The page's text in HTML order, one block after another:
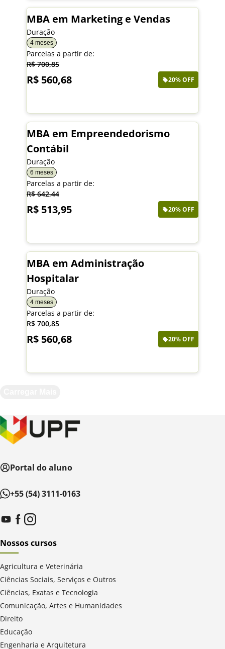
MBA em Marketing e Vendas
Duração
4 meses
Parcelas a partir de:
R$ 700,85
R$ 560,68 20% OFF
MBA em Empreendedorismo
Contábil
Duração
6 meses
Parcelas a partir de:
R$ 642,44
R$ 513,95 20% OFF
MBA em Administração
Hospitalar
Duração
4 meses
Parcelas a partir de:
R$ 700,85
R$ 560,68 20% OFF
Portal do aluno
+55 (54) 3111-0163
Nossos cursos
Agricultura e Veterinária
Ciências Sociais, Serviços e Outros
Ciências, Exatas e Tecnologia
Comunicação, Artes e Humanidades
Direito
Educação
Engenharia e Arquitetura